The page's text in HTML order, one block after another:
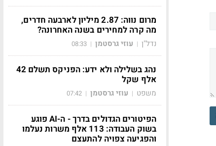
מרום נווה: 2.87 מיליון לארבעה חדרים,
מה קרה למחירים בשנה האחרונה?
נדל"ן | עוזי גרסטמן |
08:33
נהג בשלילה ולא ידע: הפניקס תשלם 42
אלף שקל
משפט | עוזי גרסטמן |
07:42
הפיטורים הגדולים בדרך - ה-AI פוגע
בשוק העבודה: 113 אלף משרות נעלמו
והפגיעה צפויה להתעצם